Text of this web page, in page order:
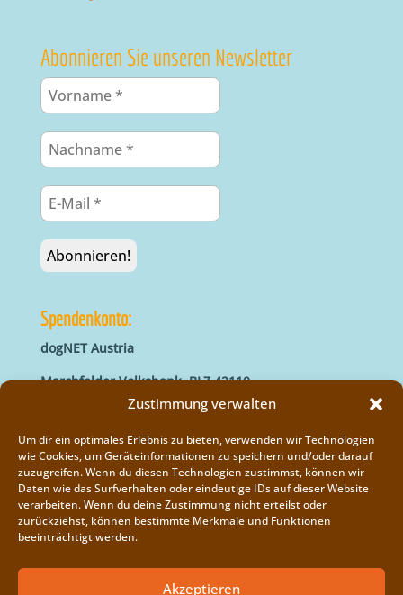
Zustimmung verwalten
Um dir ein optimales Erlebnis zu bieten, verwenden wir Technologien
wie Cookies, um Geräteinformationen zu speichern und/oder darauf
zuzugreifen. Wenn du diesen Technologien zustimmst, können wir
Daten wie das Surfverhalten oder eindeutige IDs auf dieser Website
verarbeiten. Wenn du deine Zustimmung nicht erteilst oder
zurückziehst, können bestimmte Merkmale und Funktionen
beeinträchtigt werden.
Akzeptieren
Abonnieren Sie unseren Newsletter
Spendenkonto:
dogNET Austria
Marchfelder Volksbank, BLZ 42110
IBAN: AT66 4211 0421 5000 0000